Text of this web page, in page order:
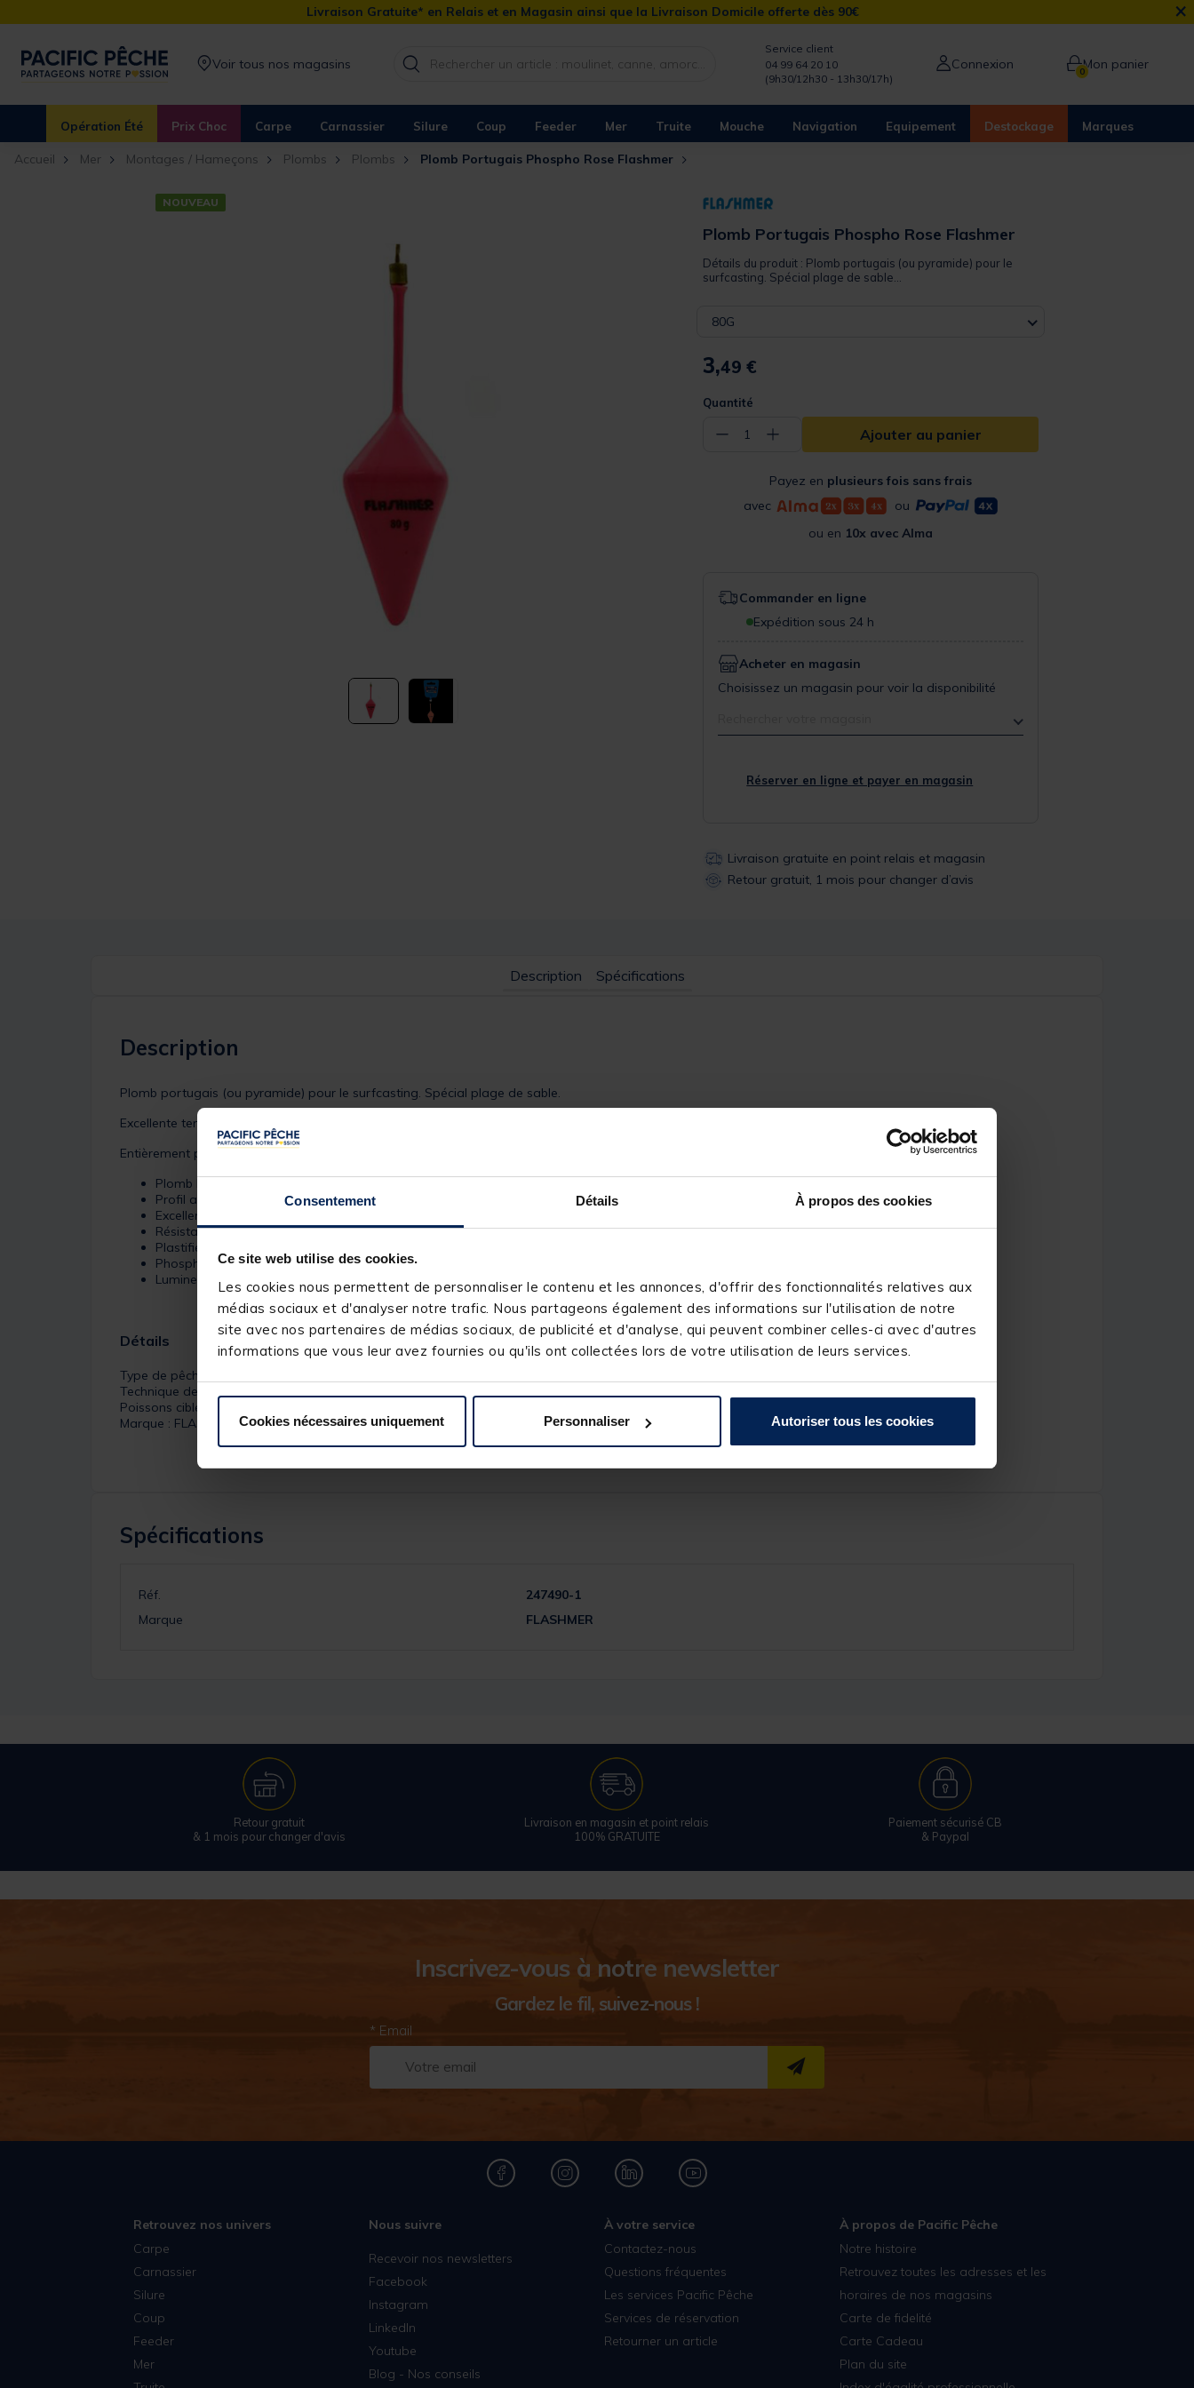
Consentement Détails À propos des cookies
Ce site web utilise des cookies.
Les cookies nous permettent de personnaliser le contenu et les annonces, d'offrir des fonctionnalités relatives aux
médias sociaux et d'analyser notre trafic. Nous partageons également des informations sur l'utilisation de notre
site avec nos partenaires de médias sociaux, de publicité et d'analyse, qui peuvent combiner celles-ci avec d'autres
informations que vous leur avez fournies ou qu'ils ont collectées lors de votre utilisation de leurs services.
Cookies nécessaires uniquement Personnaliser Autoriser tous les cookies
Livraison Gratuite* en Relais et en Magasin ainsi que la Livraison Domicile offerte dès 90€ ×
Voir tous nos magasins
Service client
04 99 64 20 10
(9h30/12h30 - 13h30/17h)
Connexion 0Mon panier
Opération Été Prix Choc Carpe Carnassier Silure Coup Feeder Mer Truite Mouche Navigation Equipement Destockage Marques
Accueil Mer Montages / Hameçons Plombs Plombs Plomb Portugais Phospho Rose Flashmer
NOUVEAU
Plomb Portugais Phospho Rose Flashmer
Détails du produit : Plomb portugais (ou pyramide) pour le
surfcasting. Spécial plage de sable...
80G
3,49 €
Quantité
− 1 + Ajouter au panier
Payez en plusieurs fois sans frais
avec
ou
ou en 10x avec Alma
Commander en ligne
Expédition sous 24 h
Acheter en magasin
Choisissez un magasin pour voir la disponibilité
Réserver en ligne et payer en magasin
Livraison gratuite en point relais et magasin
Retour gratuit, 1 mois pour changer d’avis
Description Spécifications
Description
Plomb portugais (ou pyramide) pour le surfcasting. Spécial plage de sable.
Excellente tenue sur les fonds sablo-vaseux et faible dérive. En s’ensablant, ce plomb offre une bonne résistance aux courants.
Entièrement plastifié, le revêtement le protège et attire les poissons vers le bas de ligne.
Plomb Portugais
Profil aérodynamique
Excellente tenue dans le sable
Résistance aux courants
Plastifié
Phosphorescent
Luminescence rose
Détails
Type de pêche : Mer
Technique de pêche : Surfcasting
Poissons ciblés : Bar / Loup, Daurade
Marque : FLASHMER
Spécifications
Réf.
247490-1
Marque
FLASHMER
Retour gratuit
& 1 mois pour changer d'avis
Livraison en magasin et point relais
100% GRATUITE
Paiement sécurisé CB
& Paypal
Inscrivez-vous à notre newsletter
Gardez le fil, suivez-nous !
* Email
S''INSCRIRE
Retrouvez nos univers
Carpe
Carnassier
Silure
Coup
Feeder
Mer
Nous suivre
Recevoir nos newsletters
Facebook
Instagram
LinkedIn
Youtube
Blog - Nos conseils
À votre service
Contactez-nous
Questions fréquentes
Les services Pacific Pêche
Services de réservation
Retourner un article
À propos de Pacific Pêche
Notre histoire
Retrouvez toutes les adresses et les
horaires de nos magasins
Carte de fidelité
Carte Cadeau
Plan du site